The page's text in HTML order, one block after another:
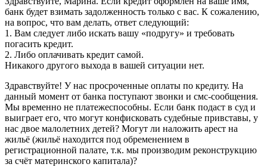
банк будет взимать задолженность только с вас. К сожалению,
на вопрос, что вам делать, ответ следующий:
1. Вам следует либо искать вашу «подругу» и требовать
погасить кредит.
2. Либо оплачивать кредит самой.
Никакого другого выхода в вашей ситуации нет.
Здравствуйте! У нас просроченные оплаты по кредиту. На
данный момент от банка поступают звонки и смс-сообщения.
Мы временно не платежеспособны. Если банк подаст в суд и
выиграет его, что могут конфисковать судебные привставы, у
нас двое малолетних детей? Могут ли наложить арест на
жильё (жильё находится под обременением в
регистрационной палате, т.к. мы производим реконструкцию
за счёт материнского капитала)?